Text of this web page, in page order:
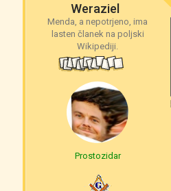
Weraziel
Menda, a nepotrjeno, ima
lasten članek na poljski
Wikipediji.
Prostozidar